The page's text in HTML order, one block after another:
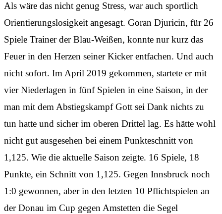
Als wäre das nicht genug Stress, war auch sportlich
Orientierungslosigkeit angesagt. Goran Djuricin, für 26
Spiele Trainer der Blau-Weißen, konnte nur kurz das
Feuer in den Herzen seiner Kicker entfachen. Und auch
nicht sofort. Im April 2019 gekommen, startete er mit
vier Niederlagen in fünf Spielen in eine Saison, in der
man mit dem Abstiegskampf Gott sei Dank nichts zu
tun hatte und sicher im oberen Drittel lag. Es hätte wohl
nicht gut ausgesehen bei einem Punkteschnitt von
1,125. Wie die aktuelle Saison zeigte. 16 Spiele, 18
Punkte, ein Schnitt von 1,125. Gegen Innsbruck noch
1:0 gewonnen, aber in den letzten 10 Pflichtspielen an
der Donau im Cup gegen Amstetten die Segel